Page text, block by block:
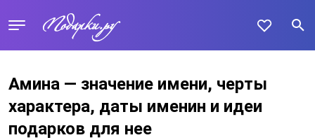
Амина — значение имени, черты
характера, даты именин и идеи
подарков для нее